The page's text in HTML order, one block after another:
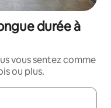
durée à
vous sentez comme
ou plus.